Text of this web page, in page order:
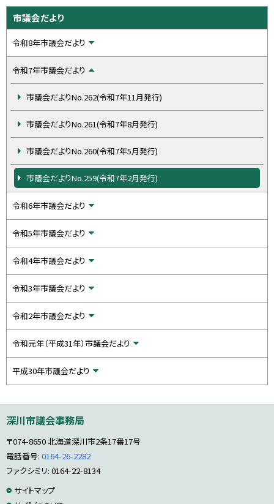
プ
に
サ
イ
ド
メ
ー
市議会だより
令和8年市議会だより
令和7年市議会だより
市議会だよりNo.262(令和7年11月発行)
市議会だよりNo.261(令和7年8月発行)
市議会だよりNo.260(令和7年5月発行)
市議会だよりNo.259(令和7年2月発行)
令和6年市議会だより
令和5年市議会だより
令和4年市議会だより
令和3年市議会だより
令和2年市議会だより
令和元年（平成31年）市議会だより
平成30年市議会だより
文
戻
深川市議会事務局
〒074-8650北海道深川市2条17番17号
電話番号: 0164-26-2282
ファクシミリ: 0164-22-8134
ササイトマップ